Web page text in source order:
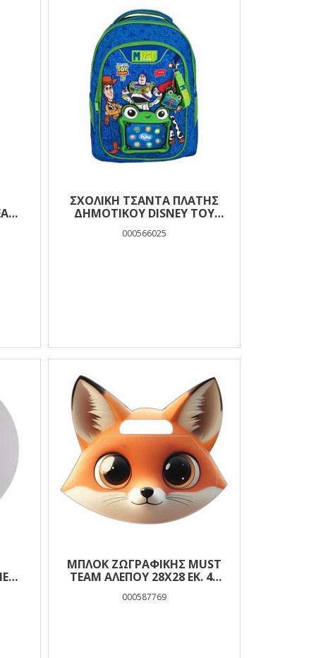
ΣΧΟΛΙΚΉ ΤΣΆΝΤΑ ΠΛΆΤΗΣ
ΔΗΜΟΤΙΚΟΎ DISNEY TOY
ΘΉΚΕΣ
000566025
ΜΠΛΟΚ ΖΩΓΡΑΦΙΚΉΣ MUST
TEAM ΑΛΕΠΟΎ 28X28 ΕΚ. 40
000587769